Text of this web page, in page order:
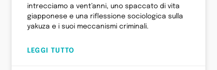
intrecciamo a vent’anni, uno spaccato di vita
giapponese e una riflessione sociologica sulla
yakuza e i suoi meccanismi criminali.
LEGGI TUTTO